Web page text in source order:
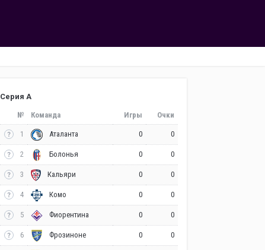
Серия А
№ Команда Игры Очки
1 Аталанта 0 0
2 Болонья 0 0
3 Кальяри 0 0
4 Комо 0 0
5 Фиорентина 0 0
6 Фрозиноне 0 0